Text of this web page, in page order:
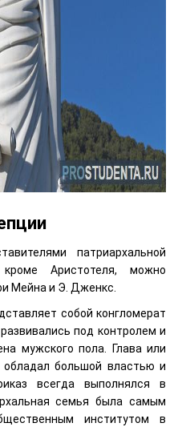
патриархальной
кроме Аристотеля, можно
Мейна и Э. Дженкс.
собой конгломерат
под контролем и
мужского пола. Глава или
обладал большой властью и
всегда выполнялся в
семья была самым
институтом в